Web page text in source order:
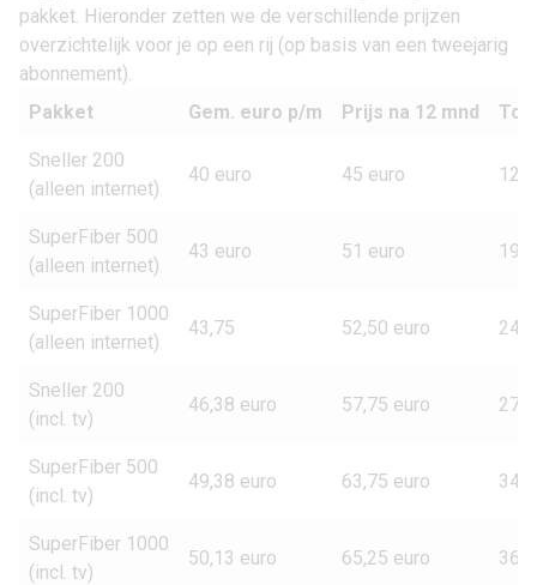
pakket. Hieronder zetten we de verschillende prijzen
overzichtelijk voor je op een rij (op basis van een tweejarig
abonnement).
Pakket
Gem. euro p/m Prijs na 12 mnd
Sneller 200
(alleen internet)
40 euro 45 euro 120
SuperFiber 500
(alleen internet)
43 euro 51 euro 192
SuperFiber 1000
(alleen internet)
43,75 52,50 euro 246
Sneller 200
(incl. tv)
46,38 euro 57,75 euro 273
SuperFiber 500
(incl. tv)
49,38 euro 63,75 euro 345
SuperFiber 1000
(incl. tv)
50,13 euro 65,25 euro 363